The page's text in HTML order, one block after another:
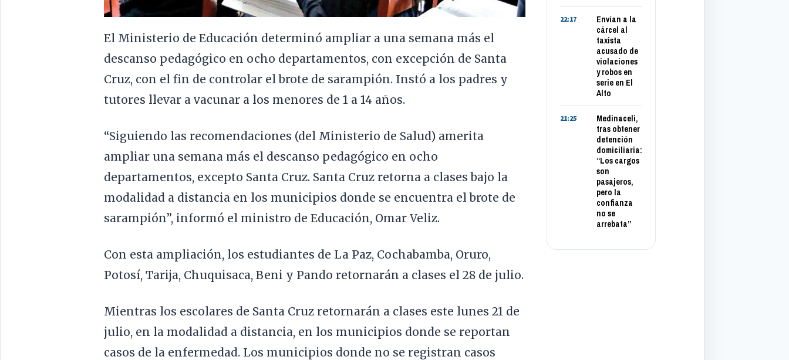
El Ministerio de Educación determinó ampliar a una semana más el
descanso pedagógico en ocho departamentos, con excepción de Santa
Cruz, con el fin de controlar el brote de sarampión. Instó a los padres y
tutores llevar a vacunar a los menores de 1 a 14 años.
“Siguiendo las recomendaciones (del Ministerio de Salud) amerita
ampliar una semana más el descanso pedagógico en ocho
departamentos, excepto Santa Cruz. Santa Cruz retorna a clases bajo la
modalidad a distancia en los municipios donde se encuentra el brote de
sarampión”, informó el ministro de Educación, Omar Veliz.
Con esta ampliación, los estudiantes de La Paz, Cochabamba, Oruro,
Potosí, Tarija, Chuquisaca, Beni y Pando retornarán a clases el 28 de julio.
Mientras los escolares de Santa Cruz retornarán a clases este lunes 21 de
julio, en la modalidad a distancia, en los municipios donde se reportan
casos de la enfermedad. Los municipios donde no se registran casos
22:17
Envían a la
cárcel al
taxista
acusado de
violaciones
y robos en
serie en El
Alto
21:25
Medinaceli,
tras obtener
detención
domiciliaria:
“Los cargos
son
pasajeros,
pero la
confianza
no se
arrebata”